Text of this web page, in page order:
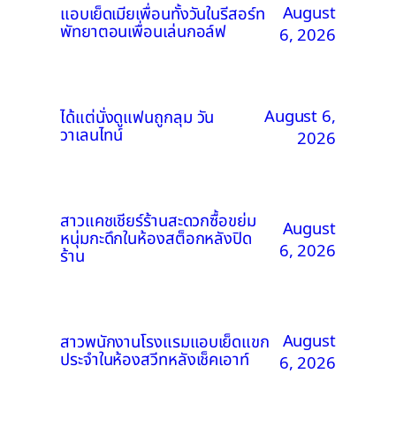
แอบเย็ดเมียเพื่อนทั้งวันในรีสอร์ท
พัทยาตอนเพื่อนเล่นกอล์ฟ
August
6, 2026
ได้แต่นั่งดูแฟนถูกลุม วัน
วาเลนไทน์
August 6,
2026
สาวแคชเชียร์ร้านสะดวกซื้อขย่ม
หนุ่มกะดึกในห้องสต็อกหลังปิด
ร้าน
August
6, 2026
สาวพนักงานโรงแรมแอบเย็ดแขก
ประจำในห้องสวีทหลังเช็คเอาท์
August
6, 2026